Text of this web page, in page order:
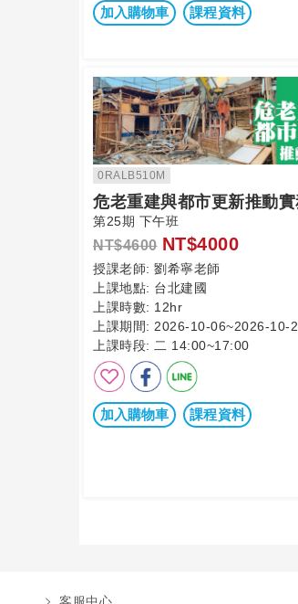
加入購物車 課程資料
0RALB510M
危老重建與都市更新推動
第25期 下午班
NT$4600 NT$4000
授課老師: 劉希寧老師
上課地點: 台北建國
上課時數: 12hr
上課期間: 2026-10-06~2026-10-
上課時段: 二 14:00~17:00
加入購物車 課程資料